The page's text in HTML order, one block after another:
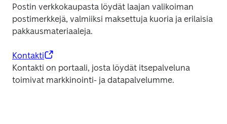
Postin verkkokaupasta löydät laajan valikoiman
postimerkkejä, valmiiksi maksettuja kuoria ja erilaisia
pakkausmateriaaleja.
Kontakti
Kontakti on portaali, josta löydät itsepalveluna
toimivat markkinointi- ja datapalvelumme.